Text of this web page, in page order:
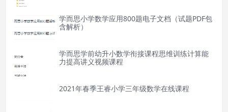
学而思小学数学应用800题电子文档（试题PDF包
含解析）
学而思学前幼升小数学衔接课程思维训练计算能
力提高讲义视频课程
2021年春季王睿小学三年级数学在线课程